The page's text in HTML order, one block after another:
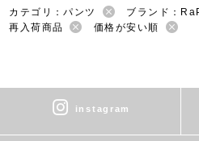
カテゴリ：パンツ
ブランド：
再入荷商品
価格が安い順
instagram